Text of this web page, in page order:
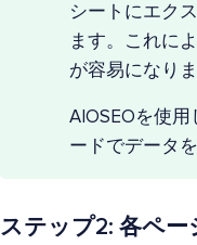
シートにエク
ます。これに
が容易になりま
AIOSEOを使
ードでデータ
ステップ2: 各ペー